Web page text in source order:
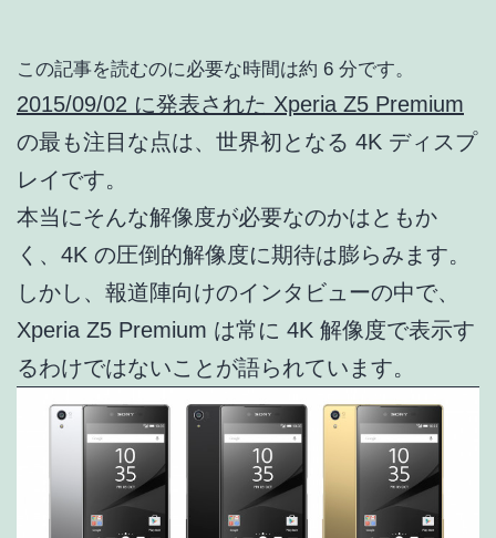
この記事を読むのに必要な時間は約 6 分です。
2015/09/02 に発表された Xperia Z5 Premium
の最も注目な点は、世界初となる 4K ディスプ
レイです。
本当にそんな解像度が必要なのかはともか
く、4K の圧倒的解像度に期待は膨らみます。
しかし、報道陣向けのインタビューの中で、
Xperia Z5 Premium は常に 4K 解像度で表示す
るわけではないことが語られています。